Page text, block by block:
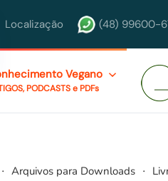
Localização (48) 99600-
Vegano
PODCASTS e PDFs
Arquivos para Downloads